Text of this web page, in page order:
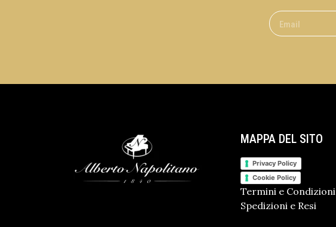
MAPPA DEL SITO
Privacy Policy
Cookie Policy
Termini e Condizioni
Spedizioni e Resi